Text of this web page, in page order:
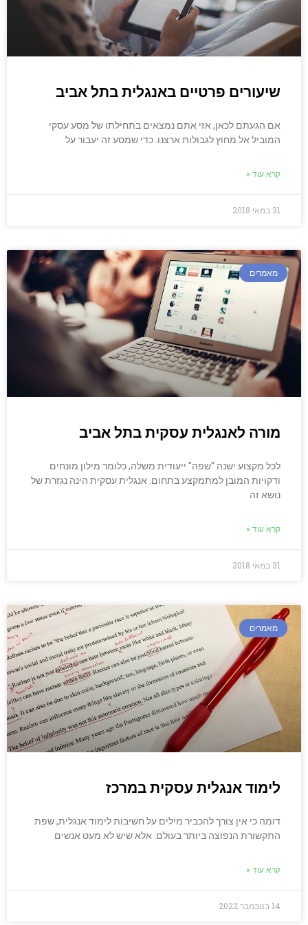
שיעורים פרטיים באנגלית בתל אביב
אם הגעתם לכאן, אזי אתם נמצאים בתחילתו של מסע עסקי
המוביל אל מחוץ לגבולות ארצנו. כדי שמסע זה יעבור על
קרא עוד »
31 במאי 2018
מאמרים
מורה לאנגלית עסקית בתל אביב
לכל מקצוע ישנה "שפה" ייעודית משלה, כלומר מילון מונחים
ודקויות המובן למתמקצע בתחום. אנגלית עסקית הינה נגזרת של
נושא זה
קרא עוד »
31 במאי 2018
מאמרים
לימוד אנגלית עסקית במרכז
דומה כי אין צורך להכביר מילים על חשיבות לימוד אנגלית, שפת
התקשורת הנפוצה ביותר בעולם. אלא שיש לא מעט אנשים
קרא עוד »
14 בנובמבר 2022